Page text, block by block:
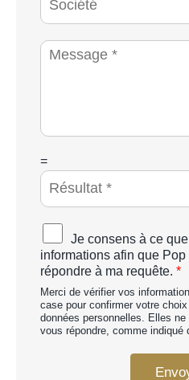
h
o
c
iM
g
*
C
A
T
C
H
A
p
e
r
s
o
=
A
c
c
o
r
d
R
Je consens à ce
informations afin que
répondre à ma requête. *
Merci de vérifier vos
case pour confirmer votre
données personnelles. Elles
vous répondre, comme indiqué